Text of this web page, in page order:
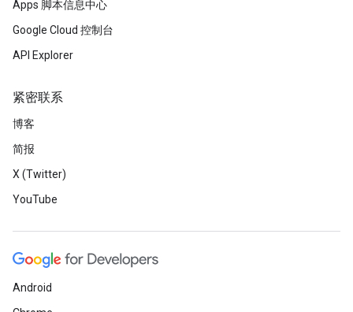
Apps 脚本信息中心
Google Cloud 控制台
API Explorer
紧密联系
博客
简报
X (Twitter)
YouTube
Android